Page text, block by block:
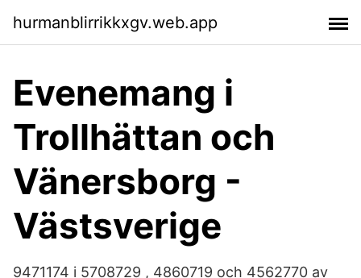
hurmanblirrikkxgv.web.app
Evenemang i
Trollhättan och
Vänersborg -
Västsverige
9471174 i 5708729 , 4860719 och 4562770 av